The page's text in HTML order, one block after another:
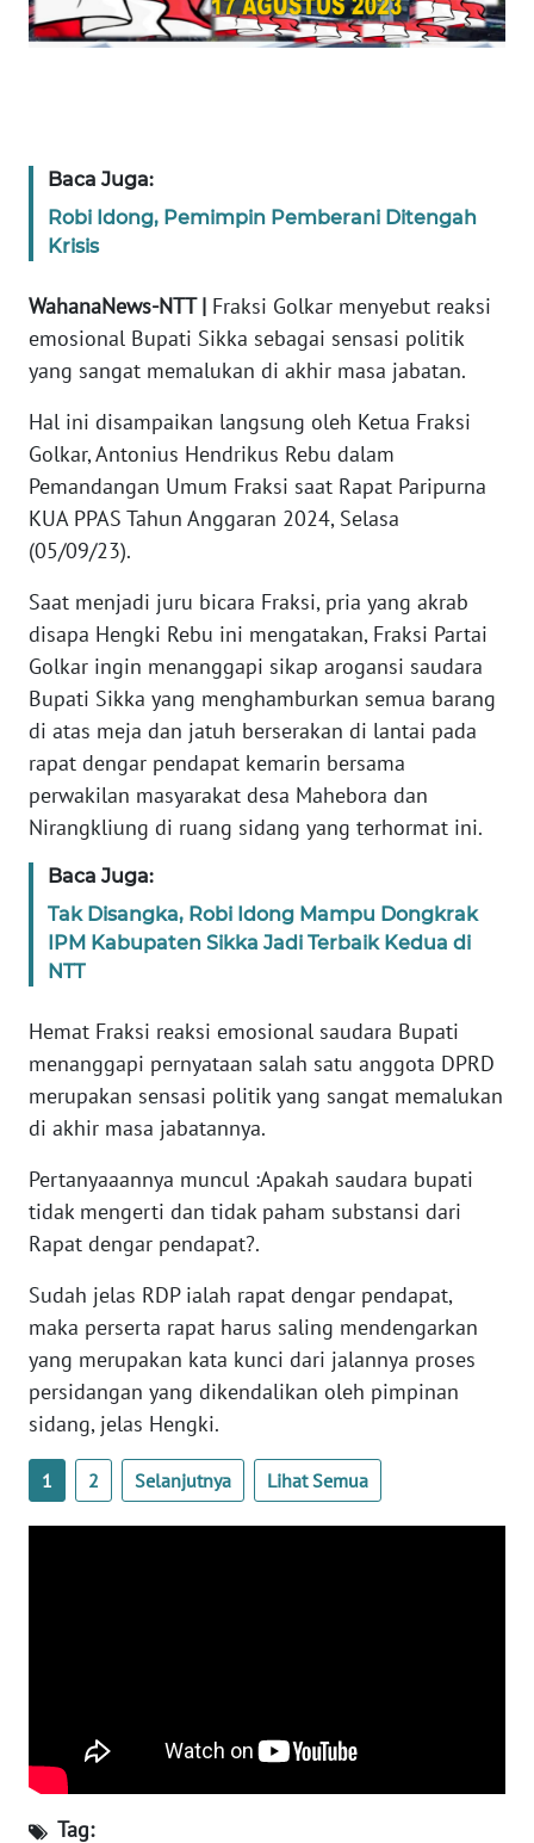
Baca Juga:
Robi Idong, Pemimpin Pemberani Ditengah
Krisis
WahanaNews-NTT | Fraksi Golkar menyebut reaksi
emosional Bupati Sikka sebagai sensasi politik
yang sangat memalukan di akhir masa jabatan.
Hal ini disampaikan langsung oleh Ketua Fraksi
Golkar, Antonius Hendrikus Rebu dalam
Pemandangan Umum Fraksi saat Rapat Paripurna
KUA PPAS Tahun Anggaran 2024, Selasa
(05/09/23).
Saat menjadi juru bicara Fraksi, pria yang akrab
disapa Hengki Rebu ini mengatakan, Fraksi Partai
Golkar ingin menanggapi sikap arogansi saudara
Bupati Sikka yang menghamburkan semua barang
di atas meja dan jatuh berserakan di lantai pada
rapat dengar pendapat kemarin bersama
perwakilan masyarakat desa Mahebora dan
Nirangkliung di ruang sidang yang terhormat ini.
Baca Juga:
Tak Disangka, Robi Idong Mampu Dongkrak
IPM Kabupaten Sikka Jadi Terbaik Kedua di
NTT
Hemat Fraksi reaksi emosional saudara Bupati
menanggapi pernyataan salah satu anggota DPRD
merupakan sensasi politik yang sangat memalukan
di akhir masa jabatannya.
Pertanyaaannya muncul :Apakah saudara bupati
tidak mengerti dan tidak paham substansi dari
Rapat dengar pendapat?.
Sudah jelas RDP ialah rapat dengar pendapat,
maka perserta rapat harus saling mendengarkan
yang merupakan kata kunci dari jalannya proses
persidangan yang dikendalikan oleh pimpinan
sidang, jelas Hengki.
1 2 Selanjutnya Lihat Semua
Tag:
Wahana
News
WN
JAKARTA
WN
JABAR
WN
BANTEN
NTT
WN
WN
PAPUA
WN
PAPUA
BARAT
RIAU
WN
SERAMBI
WN
WN
SULTRA
WN
WN
SULTENG
WN
SULBAR
WN
BABEL
BENGKULU
WN